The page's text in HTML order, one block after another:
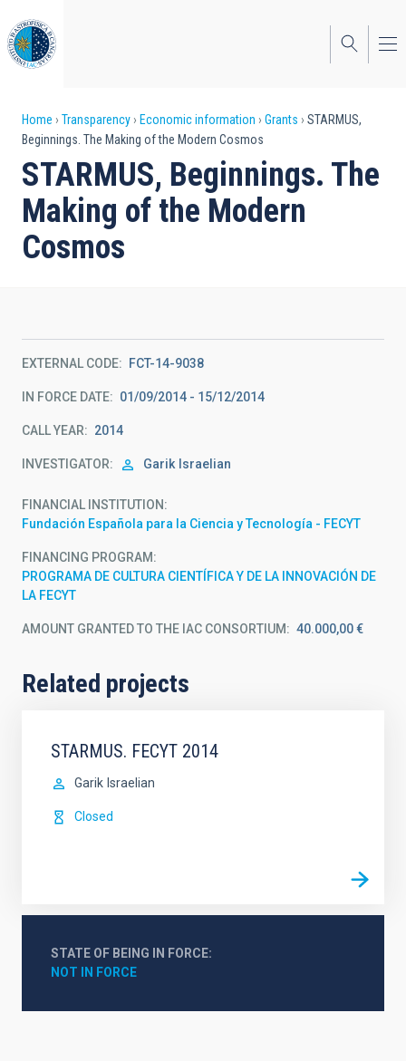
to
main
content
Breadcrumb
Home Transparency Economic information Grants
STARMUS,
Beginnings. The Making of the Modern Cosmos
STARMUS, Beginnings. The
Making of the Modern
Cosmos
EXTERNAL CODE FCT-14-9038
IN FORCE DATE 01/09/2014 - 15/12/2014
CALL YEAR 2014
INVESTIGATOR Garik Israelian
FINANCIAL INSTITUTION
Fundación Española para la Ciencia y Tecnología - FECYT
FINANCING PROGRAM
PROGRAMA DE CULTURA CIENTÍFICA Y DE LA INNOVACIÓN DE
LA FECYT
AMOUNT GRANTED TO THE IAC CONSORTIUM 40.000,00 €
Related projects
STARMUS. FECYT 2014
Garik Israelian
Closed
STATE OF BEING IN FORCE
NOT IN FORCE